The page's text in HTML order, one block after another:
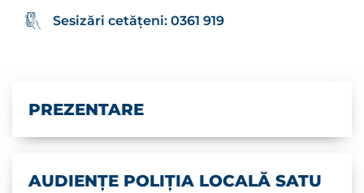
Sesizări cetățeni: 0361 919
PREZENTARE
AUDIENȚE POLIȚIA LOCALĂ SATU